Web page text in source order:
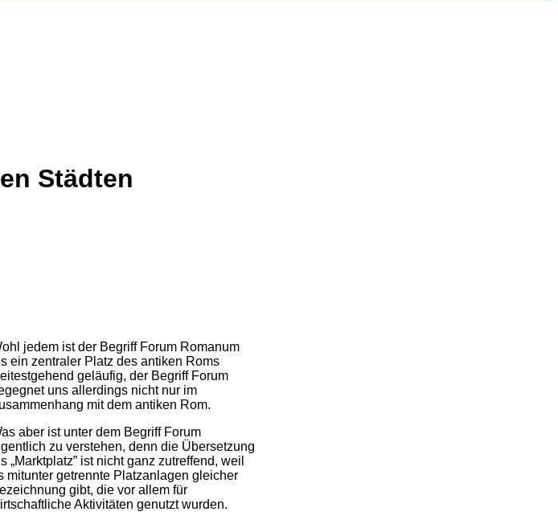
Städten
jedem ist der Begriff Forum Romanum
ein zentraler Platz des antiken Roms
geläufig, der Begriff Forum
uns allerdings nicht nur im
mit dem antiken Rom.
aber ist unter dem Begriff Forum
zu verstehen, denn die Übersetzung
„Marktplatz” ist nicht ganz zutreffend, weil
mitunter getrennte Platzanlagen gleicher
gibt, die vor allem für
Aktivitäten genutzt wurden.